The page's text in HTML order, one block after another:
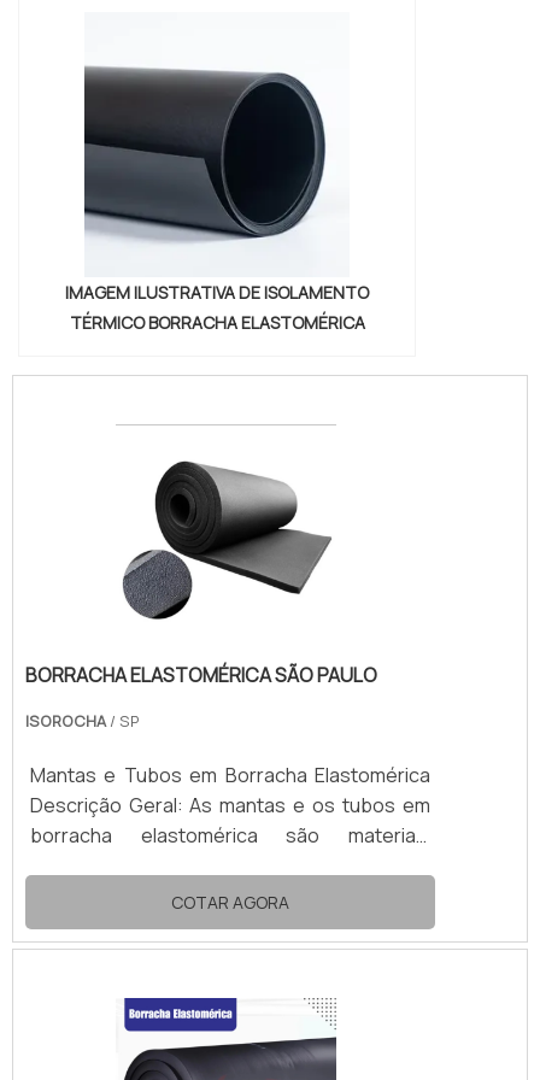
IMAGEM ILUSTRATIVA DE ISOLAMENTO
TÉRMICO BORRACHA ELASTOMÉRICA
BORRACHA ELASTOMÉRICA SÃO PAULO
ISOROCHA/ SP
Mantas e Tubos em Borracha Elastomérica
Descrição Geral: As mantas e os tubos em
borracha elastomérica são materiais
desempenho térmico, especialmente
desenvolvidos para sistemas de
refrigeração, ar condicionado (HVAC), água
de células fechadas, evitam a condensação
e a perda de energia térmica, além de
COTAR AGORA